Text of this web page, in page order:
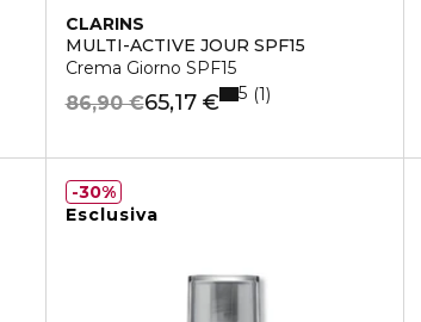
CLARINS
MULTI-ACTIVE JOUR SPF15
Crema Giorno SPF15
65,17 €
86,90 € 5 1
Esclusiva
30%